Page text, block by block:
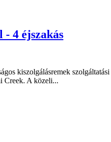
4 éjszakás
kiszolgálásremek
Creek. A közeli...